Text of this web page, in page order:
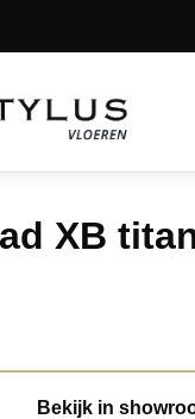
XB
Bekijk in